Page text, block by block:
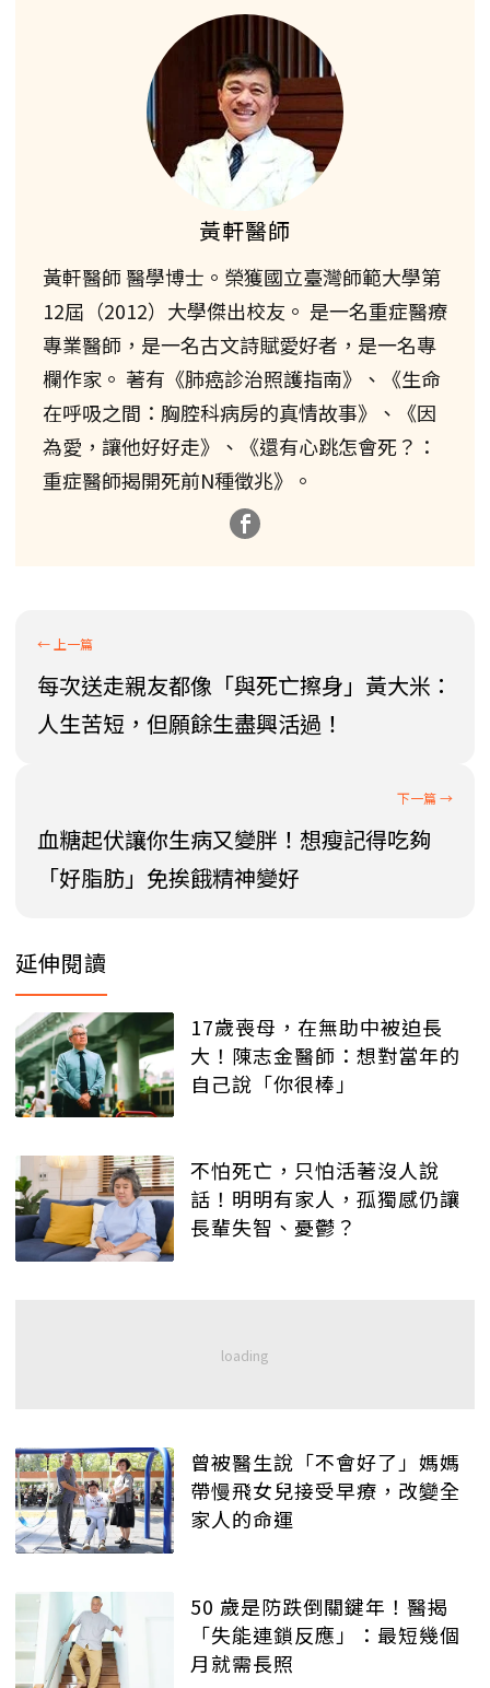
黃軒醫師
黃軒醫師 醫學博士。榮獲國立臺灣師範大學第
12屆（2012）大學傑出校友。 是一名重症醫療
專業醫師，是一名古文詩賦愛好者，是一名專
欄作家。 著有《肺癌診治照護指南》、《生命
在呼吸之間：胸腔科病房的真情故事》、《因
為愛，讓他好好走》、《還有心跳怎會死？：
重症醫師揭開死前N種徵兆》。
每次送走親友都像「與死亡擦身」黃大米：
人生苦短，但願餘生盡興活過！
血糖起伏讓你生病又變胖！想瘦記得吃夠
「好脂肪」免挨餓精神變好
延伸閱讀
17歲喪母，在無助中被迫長
大！陳志金醫師：想對當年的
自己說「你很棒」
不怕死亡，只怕活著沒人說
話！明明有家人，孤獨感仍讓
長輩失智、憂鬱？
曾被醫生說「不會好了」媽媽
帶慢飛女兒接受早療，改變全
家人的命運
50 歲是防跌倒關鍵年！醫揭
「失能連鎖反應」：最短幾個
月就需長照